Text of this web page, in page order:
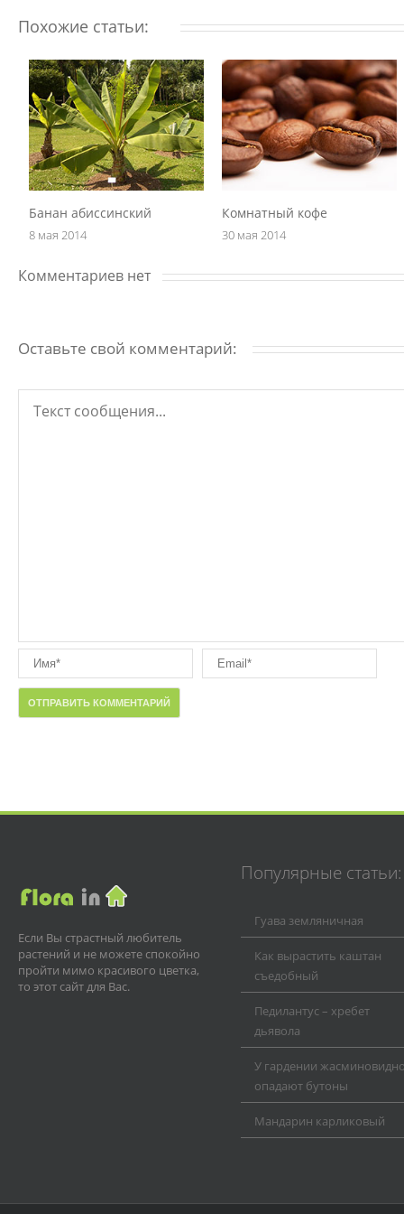
Похожие статьи:
Банан абиссинский
8 мая 2014
Комнатный кофе
30 мая 2014
Комментариев нет
Оставьте свой комментарий:
Популярные статьи:
Гуава земляничная
Как вырастить каштан
съедобный
Педилантус – хребет
дьявола
У гардении
опадают бутоны
Мандарин карликовый
Если Вы страстный любитель
растений и не можете спокойно
пройти мимо красивого цветка,
то этот сайт для Вас.